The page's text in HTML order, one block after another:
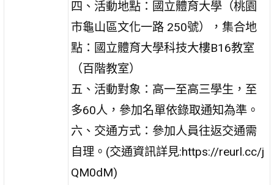
四、活動地點：國立體育大學（桃園
市龜山區文化一路 250號），集合地
點：國立體育大學科技大樓B16教室
（百階教室）
五、活動對象：高一至高三學生，至
多60人，參加名單依錄取通知為準。
六、交通方式：參加人員往返交通需
自理。(交通資訊詳見:https://reurl.cc/j
QM0dM)